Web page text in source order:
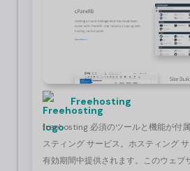
Freehosting
freehosting 必須のツールと機能が付
スティング サービス。ホスティング
有効期間中提供されます。このウェブ